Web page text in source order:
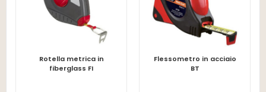
LEGGI TUTTO
Rotella metrica in
fiberglass FI
LEGGI TUTTO
Flessometro in acciaio
BT